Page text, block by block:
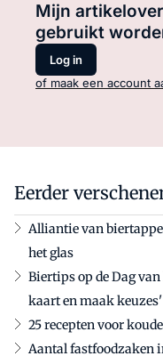
Mijn
gebruikt
Log in
of maak een account
Eerder
Alliantie van
het glas
Biertips op de Dag
kaart en maak keuzes'
25 recepten voor
Aantal fastfoodzaken